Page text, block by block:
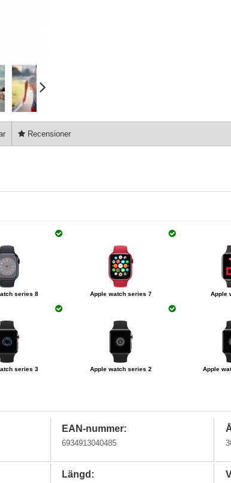
Recensioner
series 8 Apple watch series 7 Apple
series 3 Apple watch series 2 Apple
EAN-nummer:
6934913040485
Längd: